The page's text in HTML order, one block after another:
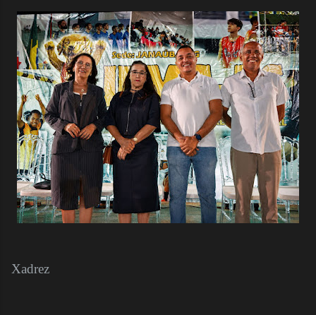
Xadrez